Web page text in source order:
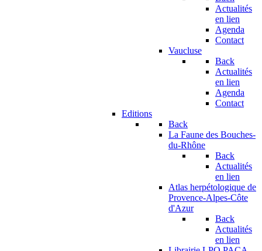
Actualités
en lien
Agenda
Contact
Vaucluse
Back
Actualités
en lien
Agenda
Contact
Editions
Back
La Faune des Bouches-
du-Rhône
Back
Actualités
en lien
Atlas herpétologique de
Provence-Alpes-Côte
d'Azur
Back
Actualités
en lien